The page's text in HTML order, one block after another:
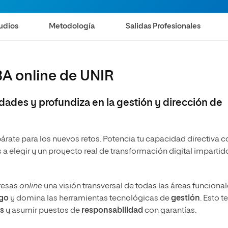
Metodología Salidas Profesionales
online de UNIR
y profundiza en la gestión y dirección de
para los nuevos retos. Potencia tu capacidad directiva
elegir y un proyecto real de transformación digital
online una visión transversal de todas las áreas
y domina las herramientas tecnológicas degestión. Esto te
y asumir puestos de responsabilidad con garantías.